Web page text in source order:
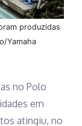
produzidas
Yamaha
no Polo
em
atingiu, no